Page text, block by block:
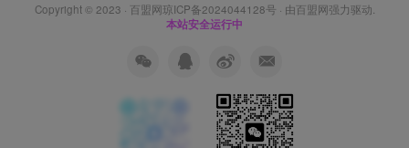
Copyright © 2023 · 百盟网琼ICP备2024044128号 · 由百盟网强力驱动.
本站安全运行中